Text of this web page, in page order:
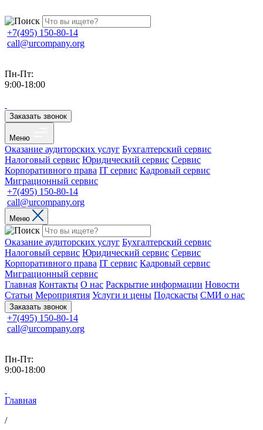
+7(495) 150-80-14
call@urcompany.org
Пн-Пт:
9:00-18:00
Заказать звонок
Меню
Оказание аудиторских услуг Бухгалтерский сервис
Налоговый сервис Юридический сервис Сервис
Корпоративного права IT сервис Кадровый сервис
Миграционный сервис
+7(495) 150-80-14
call@urcompany.org
Меню
Оказание аудиторских услуг Бухгалтерский сервис
Налоговый сервис Юридический сервис Сервис
Корпоративного права IT сервис Кадровый сервис
Миграционный сервис
Главная Контакты О нас Раскрытие информации Новости
Статьи Мероприятия Услуги и цены Подскасты СМИ о нас
Заказать звонок
+7(495) 150-80-14
call@urcompany.org
Пн-Пт:
9:00-18:00
Главная
/